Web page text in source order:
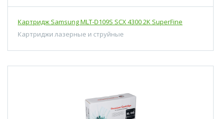
Картридж Samsung MLT-D109S SCX 4300 2K SuperFine
Картриджи лазерные и струйные